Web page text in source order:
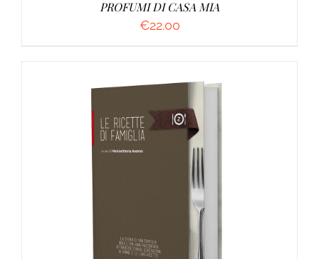
PROFUMI DI CASA MIA
€22.00
/